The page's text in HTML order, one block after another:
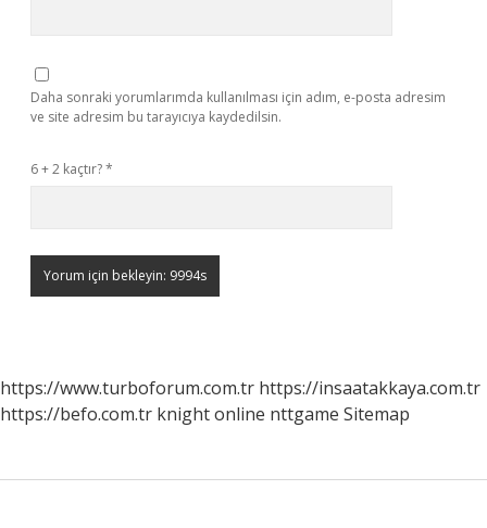
Daha sonraki yorumlarımda kullanılması için adım, e-posta adresim
ve site adresim bu tarayıcıya kaydedilsin.
6 + 2 kaçtır?*
https://www.turboforum.com.tr https://insaatakkaya.com.tr
https://befo.com.tr knight online nttgame Sitemap